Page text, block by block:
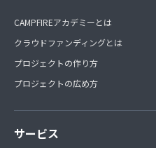
CAMPFIREアカデミーとは
クラウドファンディングとは
プロジェクトの作り方
プロジェクトの広め方
サービス